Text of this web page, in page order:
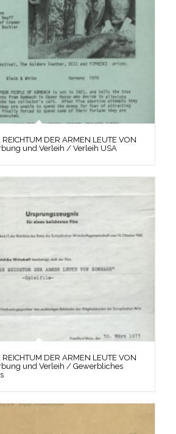
REICHTUM DER ARMEN LEUTE VON
und Verleih / Verleih USA
REICHTUM DER ARMEN LEUTE VON
und Verleih / Gewerbliches